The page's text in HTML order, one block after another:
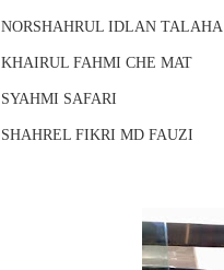
NORSHAHRUL IDLAN TALAHA
KHAIRUL FAHMI CHE MAT
SYAHMI SAFARI
SHAHREL FIKRI MD FAUZI